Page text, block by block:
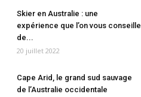
Skier en Australie : une
expérience que l’on vous conseille
de...
20 juillet 2022
Cape Arid, le grand sud sauvage
de l’Australie occidentale